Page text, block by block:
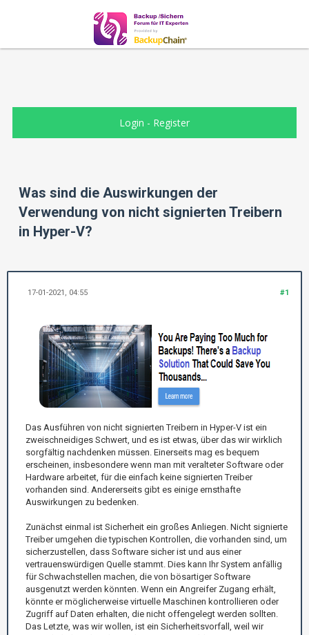
Login - Register
Was sind die Auswirkungen der
Verwendung von nicht signierten Treibern
in Hyper-V?
#1
17-01-2021, 04:55
Das Ausführen von nicht signierten Treibern in Hyper-V ist ein
zweischneidiges Schwert, und es ist etwas, über das wir wirklich
sorgfältig nachdenken müssen. Einerseits mag es bequem
erscheinen, insbesondere wenn man mit veralteter Software oder
Hardware arbeitet, für die einfach keine signierten Treiber
vorhanden sind. Andererseits gibt es einige ernsthafte
Auswirkungen zu bedenken.
Zunächst einmal ist Sicherheit ein großes Anliegen. Nicht signierte
Treiber umgehen die typischen Kontrollen, die vorhanden sind, um
sicherzustellen, dass Software sicher ist und aus einer
vertrauenswürdigen Quelle stammt. Dies kann Ihr System anfällig
für Schwachstellen machen, die von bösartiger Software
ausgenutzt werden könnten. Wenn ein Angreifer Zugang erhält,
könnte er möglicherweise virtuelle Maschinen kontrollieren oder
Zugriff auf Daten erhalten, die nicht offengelegt werden sollten.
Das Letzte, was wir wollen, ist ein Sicherheitsvorfall, weil wir